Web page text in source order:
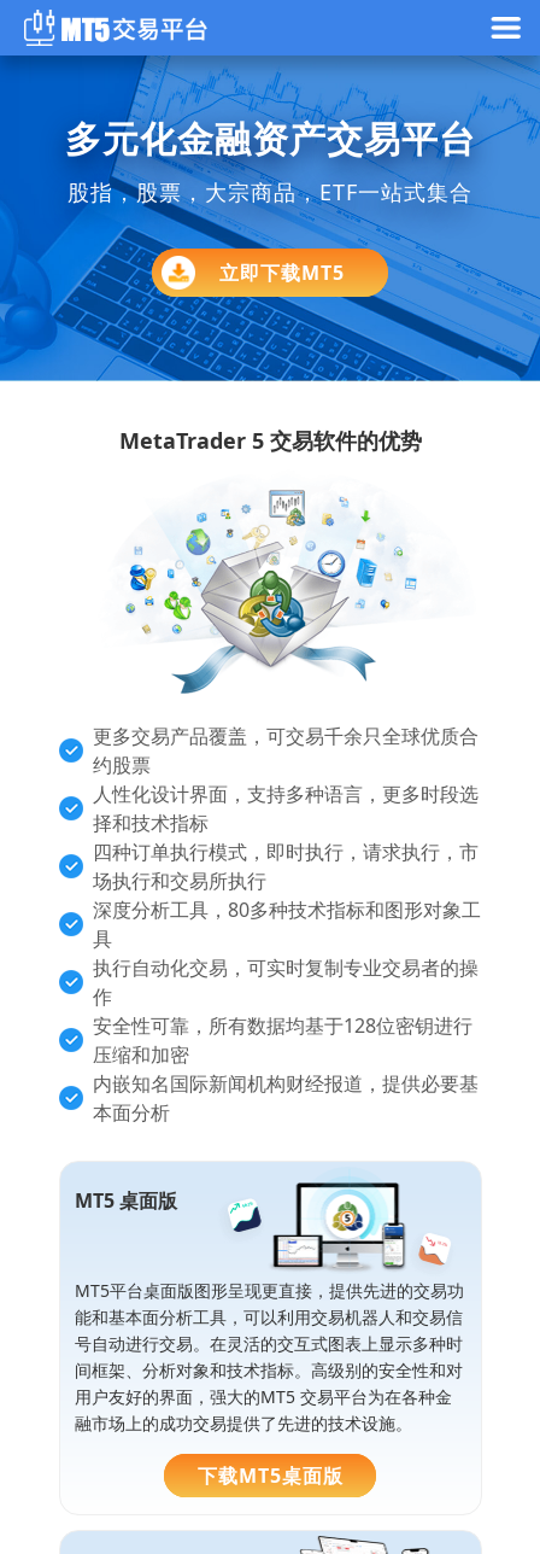
多元化金融资产交易平台
股指，股票，大宗商品，ETF一站式集合
立即下载MT5
MetaTrader 5 交易软件的优势
更多交易产品覆盖，可交易千余只全球优质合
约股票
人性化设计界面，支持多种语言，更多时段选
择和技术指标
四种订单执行模式，即时执行，请求执行，市
场执行和交易所执行
深度分析工具，80多种技术指标和图形对象工
具
执行自动化交易，可实时复制专业交易者的操
作
安全性可靠，所有数据均基于128位密钥进行
压缩和加密
内嵌知名国际新闻机构财经报道，提供必要基
本面分析
MT5 桌面版
MT5平台桌面版图形呈现更直接，提供先进的交易功
能和基本面分析工具，可以利用交易机器人和交易信
号自动进行交易。在灵活的交互式图表上显示多种时
间框架、分析对象和技术指标。高级别的安全性和对
用户友好的界面，强大的MT5 交易平台为在各种金
融市场上的成功交易提供了先进的技术设施。
下载MT5桌面版